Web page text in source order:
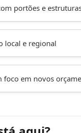
portões e
local e regional
foco em novos